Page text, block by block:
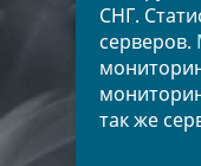
СНГ.
серверов.
так же